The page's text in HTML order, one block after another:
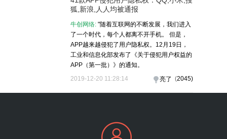
狐,新浪,人人均被通报
牛创网络: "随着互联网的不断发展，我们进入
了一个时代，每个人都离不开手机。 但是，
APP越来越侵犯了用户隐私权。12月19日，
工业和信息化部发布了《关于侵犯用户权益的
APP（第一批）》的通知。
2019-12-20 11:28:14
)
2045
(
亮了